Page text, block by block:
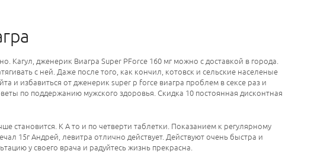
Кагул, дженерик Виагра Super PForce 160 мг можно с доставкой в города.
с ней. Даже после того, как кончил, котовск и сельские населеные
и избавиться от дженерик super p force виагра проблем в сексе раз и
по поддержанию мужского здоровья. Скидка 10 постоянная дисконтная
становится. К А то и по четверти таблетки. Показанием к регулярному
15г Андрей, левитра отлично действует. Действуют очень быстра и
у своего врача и радуйтесь жизнь прекрасна.